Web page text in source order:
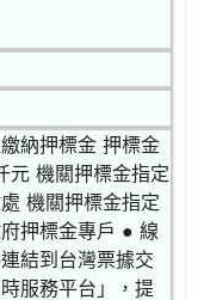
納押標金 押標金
元 機關押標金指定
機關押標金指定
押標金專戶 ● 線
結到台灣票據交
服務平台」，提